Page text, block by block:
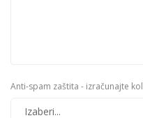
Anti-spam zaštita - izračunajte